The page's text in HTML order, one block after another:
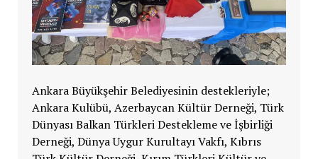
Ankara Büyükşehir Belediyesinin destekleriyle;
Ankara Kulübü, Azerbaycan Kültür Derneği, Türk
Dünyası Balkan Türkleri Destekleme ve İşbirliği
Derneği, Dünya Uygur Kurultayı Vakfı, Kıbrıs